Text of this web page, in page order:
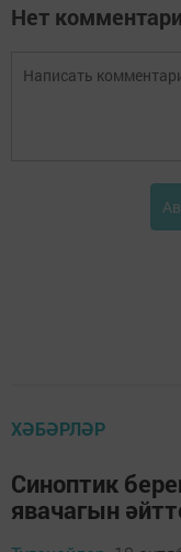
Нет
ХӘБӘРЛӘР
Синоптик
явачагын